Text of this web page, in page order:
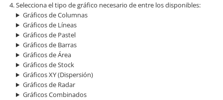
Selecciona el tipo de gráfico necesario de entre los disponibles:
Gráficos de Columnas
Gráficos de Líneas
Gráficos de Pastel
Gráficos de Barras
Gráficos de Área
Gráficos de Stock
Gráficos XY (Dispersión)
Gráficos de Radar
Gráficos Combinados